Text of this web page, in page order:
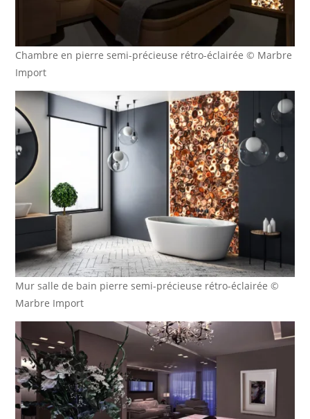
Chambre en pierre semi-précieuse rétro-éclairée © Marbre
Import
Mur salle de bain pierre semi-précieuse rétro-éclairée ©
Marbre Import